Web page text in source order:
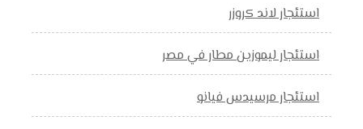
استئجار لاند كروزر
استئجار ليموزين مطار في مصر
استئجار مرسيدس فيانو